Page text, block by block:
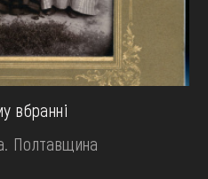
вбранні
Полтавщина